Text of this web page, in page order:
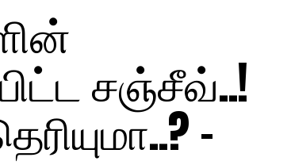
சஞ்சீவ்..!
–